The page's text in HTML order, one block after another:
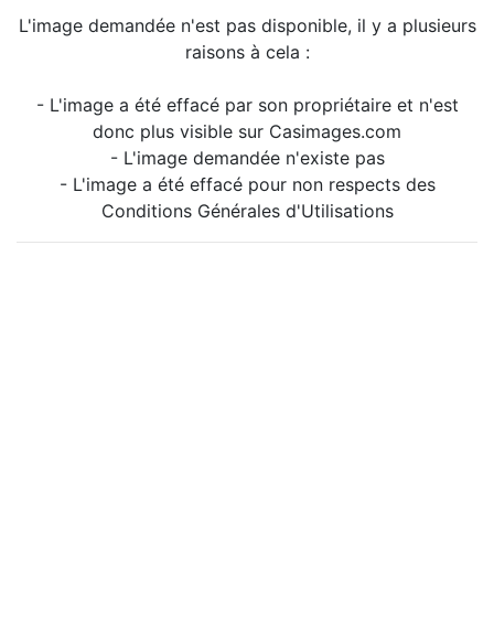
L'image demandée n'est pas disponible, il y a plusieurs
raisons à cela :
- L'image a été effacé par son propriétaire et n'est
donc plus visible sur Casimages.com
- L'image demandée n'existe pas
- L'image a été effacé pour non respects des
Conditions Générales d'Utilisations